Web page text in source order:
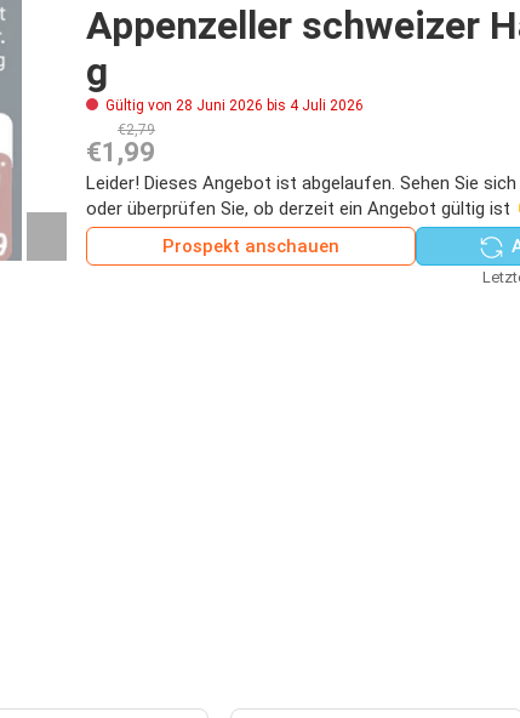
Appenzeller schweizer
g
Gültig von 28 Juni 2026 bis 4 Juli 2026
€2,79
€1,99
Leider! Dieses Angebot ist abgelaufen. Sehen Sie sich
oder überprüfen Sie, ob derzeit ein Angebot gültig ist
Prospekt anschauen